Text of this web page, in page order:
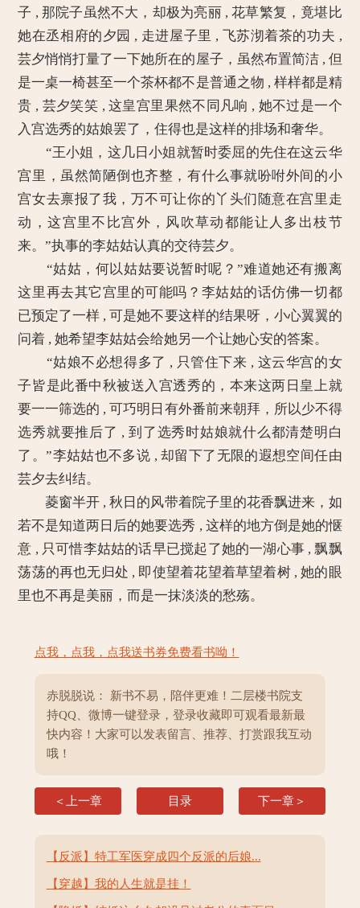
子 , 那院子虽然不大，却极为亮丽 , 花草繁复，竟堪比
她在丞相府的夕园 , 走进屋子里 , 飞苏沏着茶的功夫 ,
芸夕悄悄打量了一下她所在的屋子，虽然布置简洁 , 但
是一桌一椅甚至一个茶杯都不是普通之物 , 样样都是精
贵 , 芸夕笑笑 , 这皇宫里果然不同凡响 , 她不过是一个
入宫选秀的姑娘罢了，住得也是这样的排场和奢华。
“王小姐，这几日小姐就暂时委屈的先住在这云华
宫里，虽然简陋倒也齐整，有什么事就吩咐外间的小
宫女去禀报了我，万不可让你的丫头们随意在宫里走
动，这宫里不比宫外，风吹草动都能让人多出枝节
来。”执事的李姑姑认真的交待芸夕。
“姑姑，何以姑姑要说暂时呢？”难道她还有搬离
这里再去其它宫里的可能吗？李姑姑的话仿佛一切都
已预定了一样 , 可是她不要这样的结果呀，小心翼翼的
问着 , 她希望李姑姑会给她另一个让她心安的答案。
“姑娘不必想得多了 , 只管住下来 , 这云华宫的女
子皆是此番中秋被送入宫透秀的，本来这两日皇上就
要一一筛选的 , 可巧明日有外番前来朝拜，所以少不得
选秀就要推后了 , 到了选秀时姑娘就什么都清楚明白
了。”李姑姑也不多说 , 却留下了无限的遐想空间任由
芸夕去纠结。
菱窗半开 , 秋日的风带着院子里的花香飘进来，如
若不是知道两日后的她要选秀 , 这样的地方倒是她的惬
意 , 只可惜李姑姑的话早已搅起了她的一湖心事 , 飘飘
荡荡的再也无归处 , 即使望着花望着草望着树 , 她的眼
里也不再是美丽，而是一抹淡淡的愁殇。
点我，点我，点我送书券免费看书呦！
赤脱脱说： 新书不易，陪伴更难！二层楼书院支
持QQ、微博一键登录，登录收藏即可观看最新最
快内容！大家可以发表留言、推荐、打赏跟我互动
哦！
＜上一章 目录 下一章＞
【反派】特工军医穿成四个反派的后娘...
【穿越】我的人生就是挂！